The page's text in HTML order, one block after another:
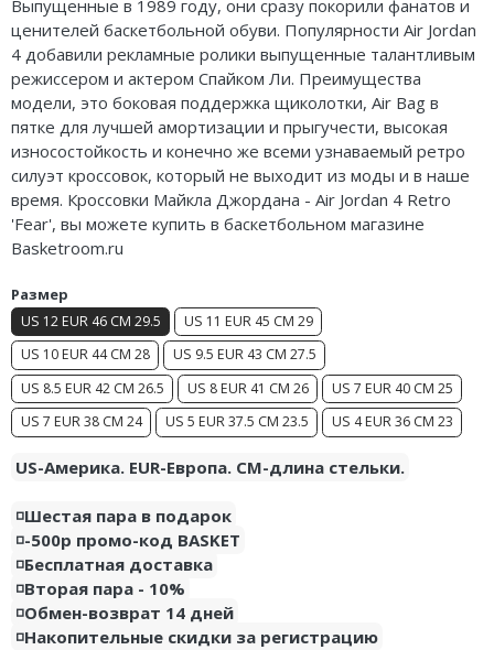
Выпущенные в 1989 году, они сразу покорили фанатов и
ценителей баскетбольной обуви. Популярности Air Jordan
4 добавили рекламные ролики выпущенные талантливым
режиссером и актером Спайком Ли. Преимущества
модели, это боковая поддержка щиколотки, Air Bag в
пятке для лучшей амортизации и прыгучести, высокая
износостойкость и конечно же всеми узнаваемый ретро
силуэт кроссовок, который не выходит из моды и в наше
время. Кроссовки Майкла Джордана - Air Jordan 4 Retro
'Fear', вы можете купить в баскетбольном магазине
Basketroom.ru
Размер
US 12 EUR 46 CM 29.5
US 11 EUR 45 CM 29
US 10 EUR 44 CM 28
US 9.5 EUR 43 CM 27.5
US 8.5 EUR 42 CM 26.5
US 8 EUR 41 CM 26
US 7 EUR 40 CM 25
US 7 EUR 38 CM 24
US 5 EUR 37.5 CM 23.5 US 4 EUR 36 CM 23
US-Америка. EUR-Европа. CM-длина стельки.
◽️Шестая пара в подарок
◽️-500р промо-код BASKET
◽️Бесплатная доставка
◽️Вторая пара - 10%
◽️Обмен-возврат 14 дней
◽️Накопительные скидки за регистрацию
Air Jordan 5
Air Jordan 6
Air Jordan 7
Air Jordan 10
Air Jordan 11
Air Jordan 12
Air Jordan 13
Air Jordan 14
Air Jordan 15
Air Jordan 23
Nike Air Deldon
Nike Sabrina
Nike A’ja
Nike ST
Nike GT
Nike Ja
Nike Book
Nike LeBron
Nike Kyrie
Nike Freak
Nike PG
Nike Kobe
Nike Uptempo